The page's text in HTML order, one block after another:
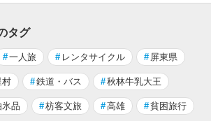
タグ
#一人旅 # レンタサイクル # 屏東県
村 #鉄道・バス #秋林牛乳大王
品 #枋客文旅 #高雄 #貧困旅行